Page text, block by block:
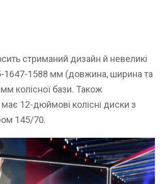
стриманий дизайн й невеликі
1647-1588 мм (довжина, ширина та
колісної бази. Також
12-дюймові колісні диски з
145/70.